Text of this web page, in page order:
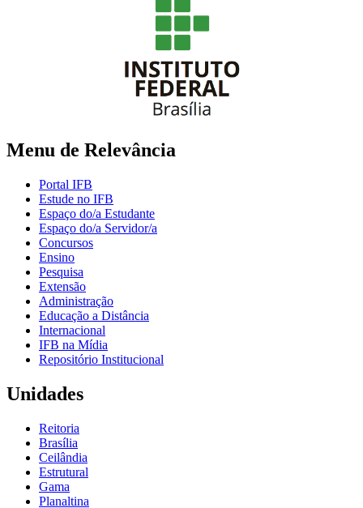
Menu de Relevância
Portal IFB
Estude no IFB
Espaço do/a Estudante
Espaço do/a Servidor/a
Concursos
Ensino
Pesquisa
Extensão
Administração
Educação a Distância
Internacional
IFB na Mídia
Repositório Institucional
Unidades
Reitoria
Brasília
Ceilândia
Estrutural
Gama
Planaltina